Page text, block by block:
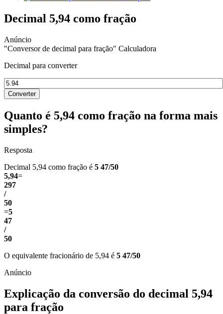
Decimal 5,94 como fração
"Conversor de decimal para fração" Calculadora
Decimal para converter
Converter
Quanto é 5,94 como fração na forma mais
simples?
Resposta
Decimal 5,94 como fração é 5 47/50
5,94=
297
/
50
=5
47
/
50
O equivalente fracionário de 5,94 é 5 47/50
Explicação da conversão do decimal 5,94
para fração